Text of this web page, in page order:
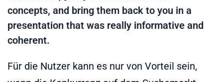
concepts, and bring them back to you in a
presentation that was really informative and
coherent.
Für die Nutzer kann es nur von Vorteil sein,